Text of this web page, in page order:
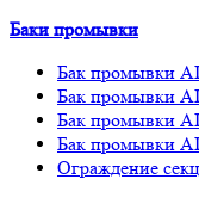
Баки промывки
Бак промывки
Бак промывки
Бак промывки
Бак промывки
Ограждение